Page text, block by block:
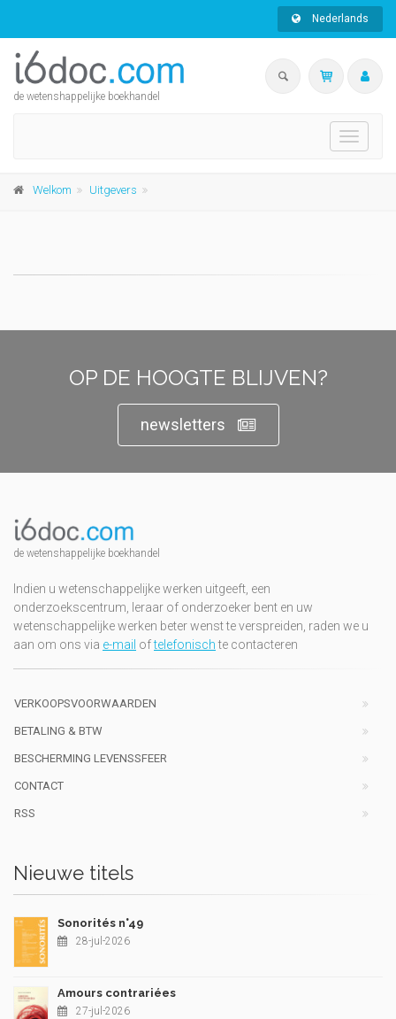
Nederlands
de wetenshappelijke boekhandel
Toggle
Welkom Uitgevers
OP DE HOOGTE BLIJVEN?
newsletters
de wetenshappelijke boekhandel
Indien u wetenschappelijke werken uitgeeft, een
onderzoekscentrum, leraar of onderzoeker bent en uw
wetenschappelijke werken beter wenst te verspreiden, raden we u
aan om ons via e-mail oftelefonischte contacteren
VERKOOPSVOORWAARDEN
BETALING & BTW
BESCHERMING LEVENSSFEER
CONTACT
RSS
Nieuwe titels
Sonorités n°49
28-jul-2026
Amours contrariées
27-jul-2026